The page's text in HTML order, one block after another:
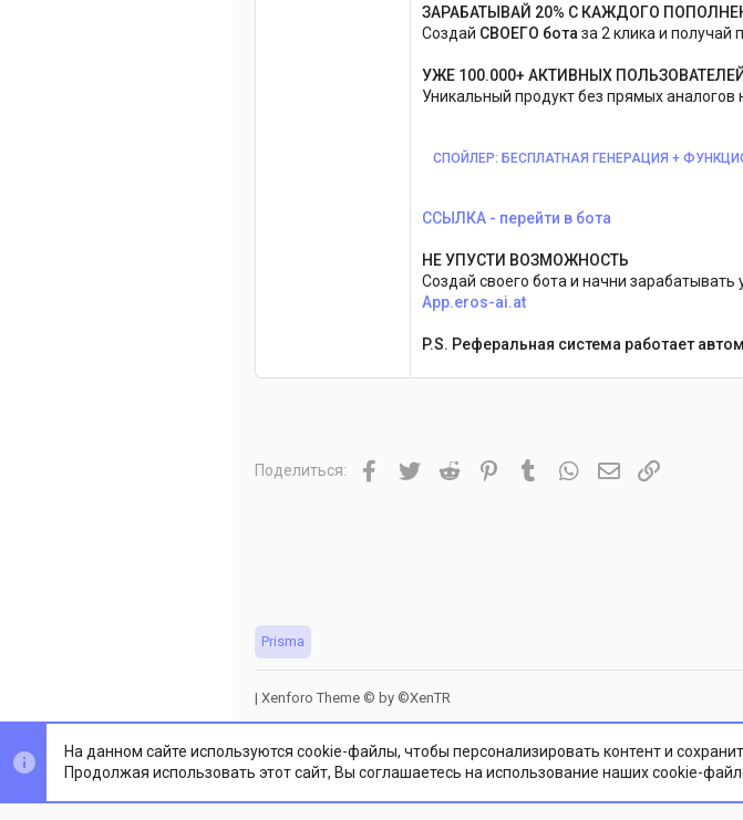
ЗАРАБАТЫВАЙ 20% С КАЖДОГО
Создай СВОЕГО бота за 2 клика и получай
УЖЕ 100.000+ АКТИВНЫХ ПОЛЬЗОВАТЕЛЕЙ
Уникальный продукт без прямых
СПОЙЛЕР: БЕСПЛАТНАЯ ГЕНЕРАЦИЯ +
ССЫЛКА - перейти в бота
НЕ УПУСТИ ВОЗМОЖНОСТЬ
Создай своего бота и начни зарабатывать
App.eros-ai.at
P.S. Реферальная система работает
Поделиться: Facebook
TwitterReddit PinterestTumblrWhatsAppЭлектронная
Ссылка
Prisma
| Xenforo Theme © by ©XenTR
На данном сайте используются cookie-файлы, чтобы персонализировать контент и
Продолжая использовать этот сайт, Вы соглашаетесь на использование наших cookie-